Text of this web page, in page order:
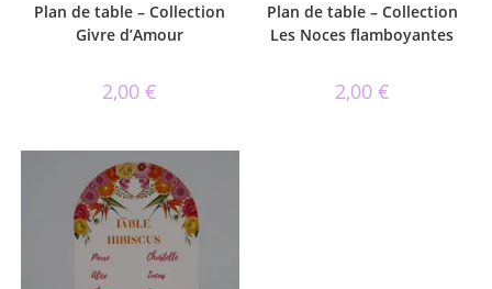
Plan de table – Collection
Givre d’Amour
2,00€
Plan de table – Collection
Les Noces flamboyantes
2,00 €